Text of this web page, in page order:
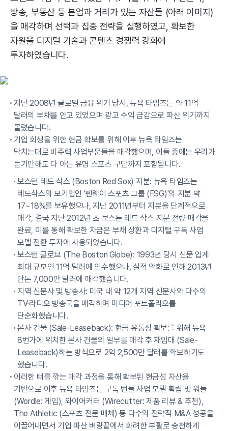
방송, 부동산 등 본업과 거리가 있는 자산들 (아래 이미지)
을 매각하며 선택과 집중 전략을 실행하였고, 확보한
자원을 디지털 기술과 콘텐츠 경쟁력 강화에
투자하였습니다.
지난 2008년 글로벌 금융 위기 당시, 뉴욕 타임즈는 약 11억
달러의 부채를 안고 있었으며 광고 수익 급감으로 파산 위기까지
몰렸습니다.
기업 회생을 위한 현금 확보를 위해 이후 뉴욕 타임즈는
닥치는대로 비주력 사업부문들을 매각했으며, 이들 중에는 우리가
듣기만해도 다 아는 유명 스포츠 구단까지 포함됩니다.
보스턴 레드 삭스 (Boston Red Sox) 지분: 뉴욕 타임즈는
레드삭스의 모기업인 '펜웨이 스포츠 그룹 (FSG)'의 지분 약
17~18%를 보유했으나, 지난 2011년부터 지분을 단계적으로
매각, 결국 지난 2012년 초 보스톤 레드 삭스 지분 전량 매각을
완료, 이를 통해 확보한 자금은 부채 상환과 디지털 구독 사업
모델 전환 투자에 사용되었습니다.
보스턴 글로브 (The Boston Globe): 1993년 당시 신문 업계
최대 규모인 11억 달러에 인수했으나, 실적 악화로 인해 2013년
단돈 7,000만 달러에 매각했습니다.
지역 신문사 및 방송사: 미국 내 약 12개 지역 신문사와 다수의
TV·라디오 방송국을 매각하며 미디어 포트폴리오를
단순화했습니다.
본사 건물 (Sale-Leaseback): 현금 유동성 확보를 위해 뉴욕
8번가에 위치한 본사 건물의 일부를 매각 후 재임대 (Sale-
Leaseback)하는 방식으로 2억 2,500만 달러를 확보하기도
했습니다.
이러한 뼈를 깎는 매각 과정을 통해 확보된 현금성 자산을
기반으로 이후 뉴욕 타임즈는 구독 번들 사업 모델 확립 및 워들
(Wordle: 게임), 와이어커터 (Wirecutter: 제품 리뷰 & 추천),
The Athletic (스포츠 전문 매체) 등 다수의 전략적 M&A 성공을
이끌어내면서 기업 파산 벼랑끝에서 화려한 부활로 승천하게